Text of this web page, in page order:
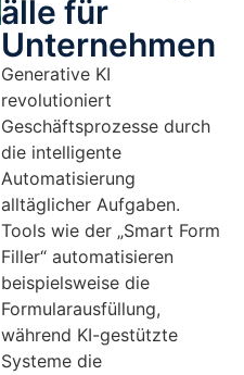
älle für
Unternehmen
Generative KI
revolutioniert
Geschäftsprozesse durch
die intelligente
Automatisierung
alltäglicher Aufgaben.
Tools wie der „Smart Form
Filler“ automatisieren
beispielsweise die
Formularausfüllung,
während KI-gestützte
Systeme die